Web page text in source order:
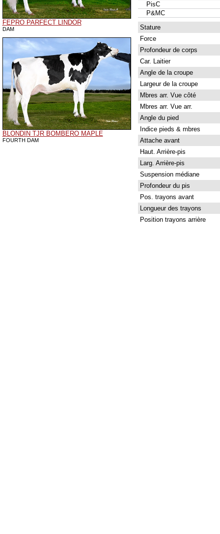
FEPRO PARFECT LINDOR
DAM
BLONDIN TJR BOMBERO MAPLE
FOURTH DAM
PisC
P&MC
Stature
Force
Profondeur de corps
Car. Laitier
Angle de la croupe
Largeur de la croupe
Mbres arr. Vue côté
Mbres arr. Vue arr.
Angle du pied
Indice pieds & mbres
Attache avant
Haut. Arrière-pis
Larg. Arrière-pis
Suspension médiane
Profondeur du pis
Pos. trayons avant
Longueur des trayons
Position trayons arrière